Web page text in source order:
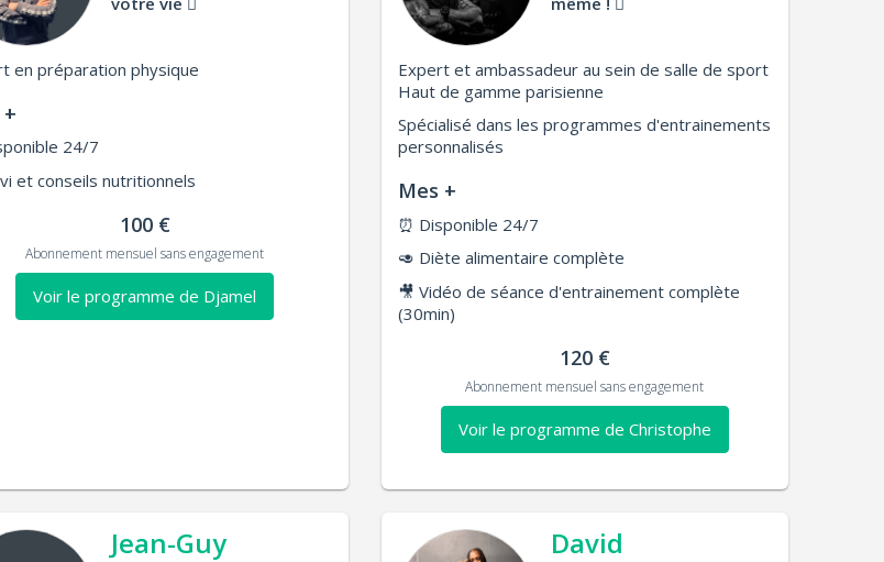
en préparation physique
24/7
et conseils nutritionnels
100 €
Abonnement mensuel sans engagement
Voir le programme de Djamel
Expert et ambassadeur au sein de salle de sport
Haut de gamme parisienne
Spécialisé dans les programmes d'entrainements
personnalisés
Mes +
⏰ Disponible 24/7
🥑 Diète alimentaire complète
🎥 Vidéo de séance d'entrainement complète
(30min)
120 €
Abonnement mensuel sans engagement
Voir le programme de Christophe
Jean-Guy David